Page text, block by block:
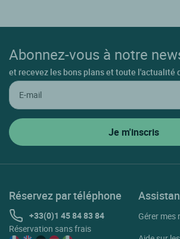
Abonnez-vous à notre
et recevez les bons plans et toute l'actualité
Réservez par téléphone
+33(0)1 45 84 83 84
Réservation sans frais
Gérer mes